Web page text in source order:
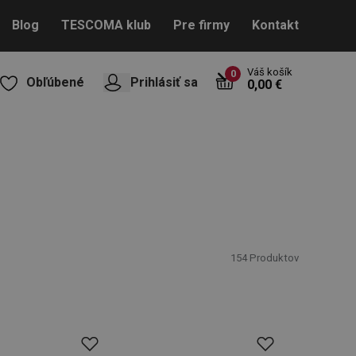
Blog TESCOMA klub Pre firmy Kontakt
Obľúbené Prihlásiť sa
0 Váš košík
0,00 €
154 Produktov